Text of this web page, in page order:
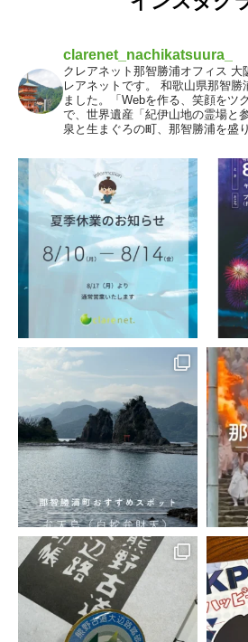
clarenet_nachikatsuura_
クレアネット那智勝浦オフィス 大
レアネットです。
和歌山県那智勝
ました。「Webを作る、笑顔をツ
で、世界遺産「紀伊山地の霊場と
泉と生まぐろの町、那智勝浦を盛